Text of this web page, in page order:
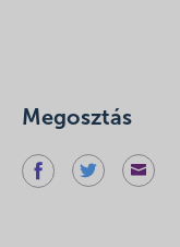
Megosztás